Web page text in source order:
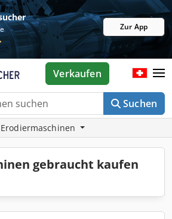
Zur App
Suchen
Verkaufen
gebraucht kaufen